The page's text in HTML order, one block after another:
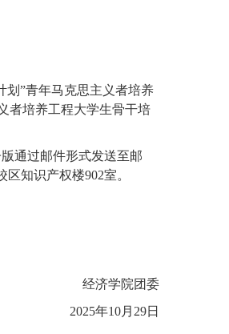
划 ”青年马克思主义者培养
者培养工程大学生骨干培
通过邮件形式发送至邮
区知识产权楼902室。
经济学院团委
2025年10月 29日